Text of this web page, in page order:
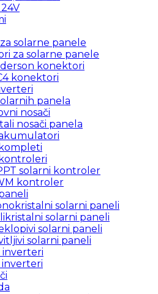
solarne panele
za solarne panele
konektori
konektori
panela
nosači
nosači panela
solarni kontroler
kontroler
solarni paneli
solarni paneli
solarni paneli
solarni paneli